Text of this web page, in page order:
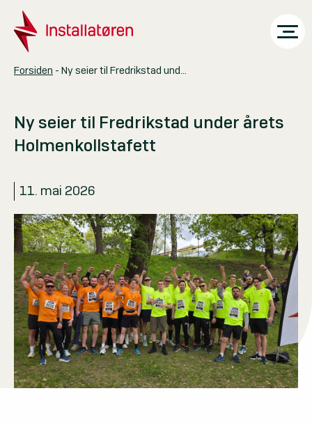
Skolen
Selskaper
Tjenester
Kontakt
Om oss
Reklamasjon
Nettbutikk
Forsiden -
Ny seier til Fredrikstad under årets
Holmenkollstafett
11. mai 2026